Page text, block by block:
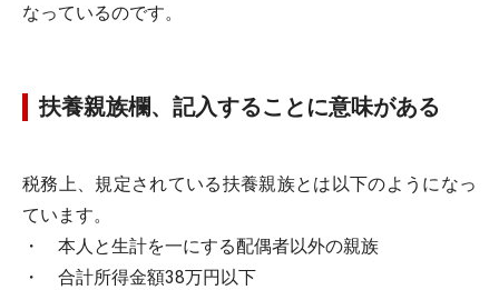
なっているのです。
扶養親族欄、記入することに意味がある
税務上、規定されている扶養親族とは以下のようになっ
ています。
・ 本人と生計を一にする配偶者以外の親族
・ 合計所得金額38万円以下